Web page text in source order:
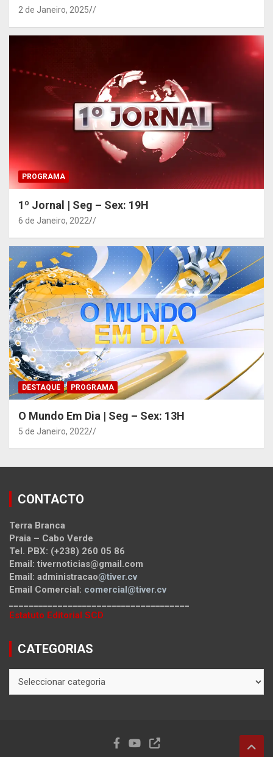
2 de Janeiro, 2025 /
PROGRAMA
1º Jornal | Seg – Sex: 19H
6 de Janeiro, 2022 /
DESTAQUE PROGRAMA
O Mundo Em Dia | Seg – Sex: 13H
5 de Janeiro, 2022 /
CONTACTO
Terra Branca
Praia – Cabo Verde
Tel. PBX: (+238) 260 05 86
Email: tivernoticias@gmail.com
Email: administracao@tiver.cv
Email Comercial: comercial@tiver.cv
Estatuto Editorial SCD
CATEGORIAS